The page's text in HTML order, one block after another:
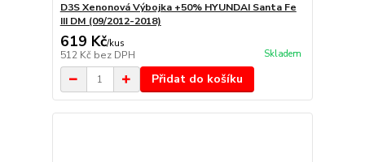
D3S Xenonová Výbojka +50% HYUNDAI Santa Fe
III DM (09/2012-2018)
619 Kč/kus
512 Kč bez DPH Skladem
Přidat do košíku